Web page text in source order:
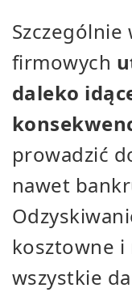
firmowych
daleko
prowadzić
nawet
kosztowne i
wszystkie